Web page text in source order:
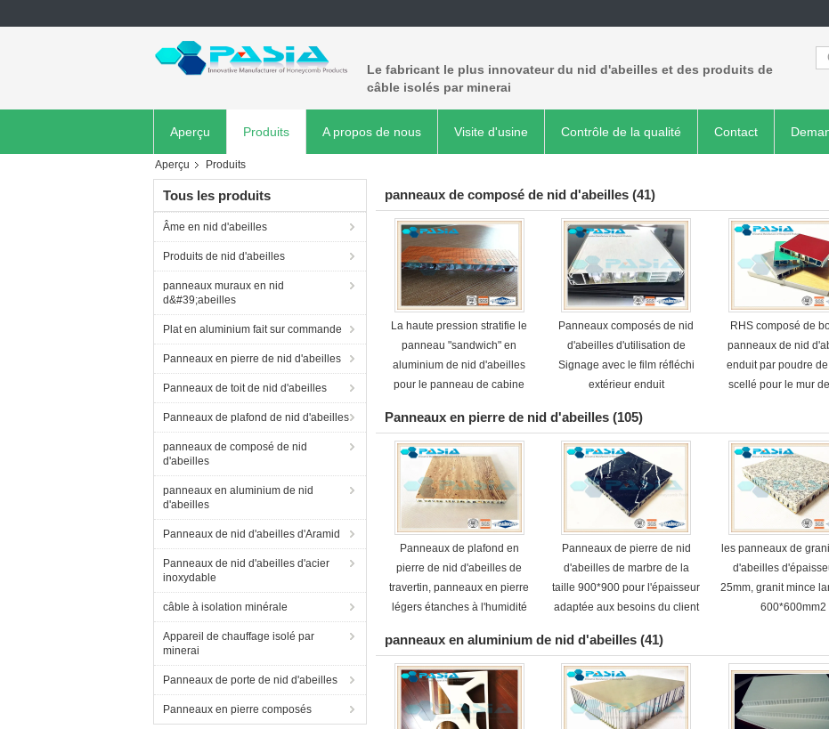
Le fabricant le plus innovateur du nid d'abeilles et des produits de
câble isolés par minerai
Aperçu Produits A propos de nous Visite d'usine Contrôle de la qualité Contact
Aperçu Produits
Tous les produits
Âme en nid d'abeilles
Produits de nid d'abeilles
panneaux muraux en nid
d&#39;abeilles
Plat en aluminium fait sur commande
Panneaux en pierre de nid d'abeilles
Panneaux de toit de nid d'abeilles
Panneaux de plafond de nid d'abeilles
panneaux de composé de nid
d'abeilles
panneaux en aluminium de nid
d'abeilles
Panneaux de nid d'abeilles d'Aramid
Panneaux de nid d'abeilles d'acier
inoxydable
câble à isolation minérale
Appareil de chauffage isolé par
minerai
Panneaux de porte de nid d'abeilles
Panneaux en pierre composés
panneaux de composé de nid d'abeilles (41)
La haute pression stratifie le
panneau "sandwich" en
aluminium de nid d'abeilles
pour le panneau de cabine
Panneaux composés de nid
d'abeilles d'utilisation de
Signage avec le film réfléchi
extérieur enduit
RHS composé de
panneaux de nid
enduit par poudre
scellé pour le mur
Panneaux en pierre de nid d'abeilles (105)
Panneaux de plafond en
pierre de nid d'abeilles de
travertin, panneaux en pierre
légers étanches à l'humidité
Panneaux de pierre de nid
d'abeilles de marbre de la
taille 900*900 pour l'épaisseur
adaptée aux besoins du client
les panneaux de
d'abeilles
25mm, granit mince
600*600mm2
panneaux en aluminium de nid d'abeilles (41)